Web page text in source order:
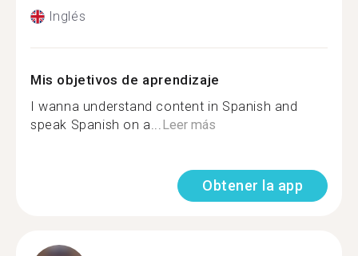
Inglés
Mis objetivos de aprendizaje
I wanna understand content in Spanish and
speak Spanish on a...Leer más
Obtener la app